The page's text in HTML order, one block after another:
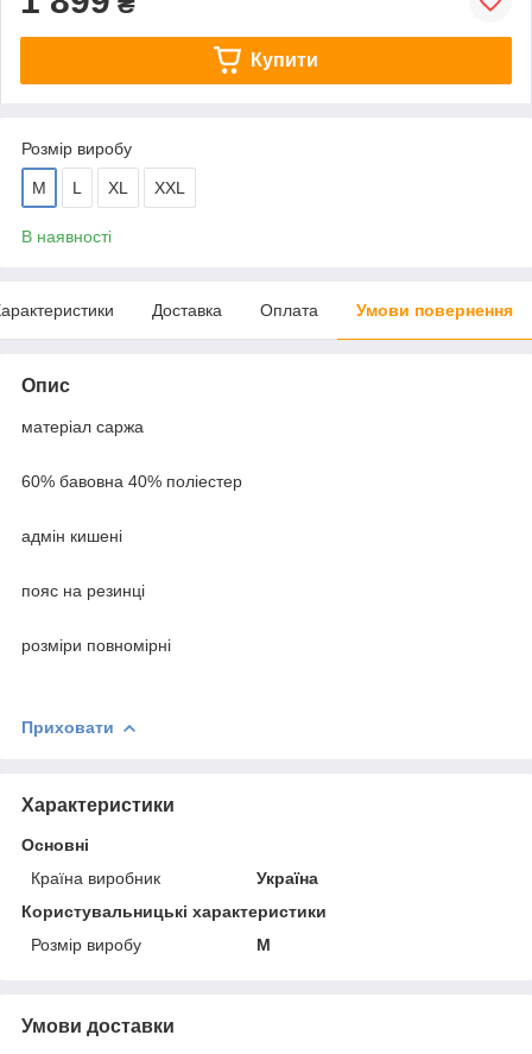
Купити
Розмір виробу
M L XL XXL
В наявності
Доставка Оплата Умови повернення
Опис
матеріал саржа
60% бавовна 40% поліестер
адмін кишені
пояс на резинці
розміри повномірні
Приховати
Характеристики
Основні
Країна виробник
Україна
Користувальницькі характеристики
Розмір виробу
M
Умови доставки